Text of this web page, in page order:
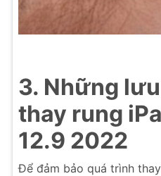
3. Những
thay rung
12.9 2022
Để đảm bảo quá trình